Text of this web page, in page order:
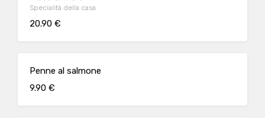
Specialità della casa
20.90 €
Penne al salmone
9.90 €